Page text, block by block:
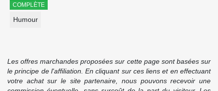
COMPLÈTE
Humour
Les offres marchandes proposées sur cette page sont basées sur
le principe de l'affiliation. En cliquant sur ces liens et en effectuant
votre achat sur le site partenaire, nous pouvons recevoir une